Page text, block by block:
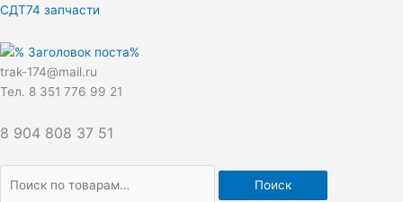
Перейти
содержимому
СДТ74 запчасти
trak-174@mail.ru
Тел. 8 351 776 99 21
8 904 808 37 51
Искать:
Поиск